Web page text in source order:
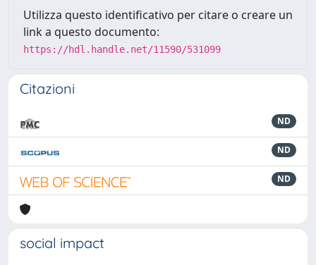
Utilizza questo identificativo per citare o creare un
link a questo documento:
https://hdl.handle.net/11590/531099
Citazioni
ND
ND
ND
social impact